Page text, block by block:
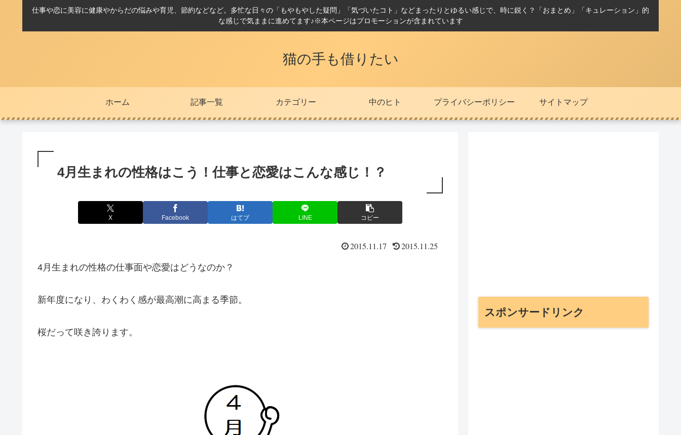
仕事や恋に美容に健康やからだの悩みや育児、節約などなど。多忙な日々の「もやもやした疑問」「気づいたコト」などまったりとゆるい感じで、時に鋭く？「おまとめ」「キュレーション」的
な感じで気ままに進めてます♪※本ページはプロモーションが含まれています
猫の手も借りたい
ホーム 記事一覧 カテゴリー 中のヒト プライバシーポリシー サイトマップ
4月生まれの性格はこう！仕事と恋愛はこんな感じ！？
X Facebook はてブ LINE コピー
2015.11.17 2015.11.25
4月生まれの性格の仕事面や恋愛はどうなのか？
新年度になり、わくわく感が最高潮に高まる季節。
桜だって咲き誇ります。
スポンサードリンク